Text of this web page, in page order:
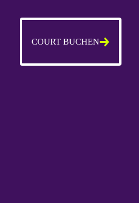
COURT BUCHEN